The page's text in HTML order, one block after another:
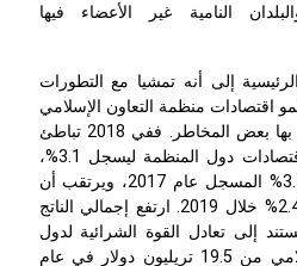
النامية غير الأعضاء فيها
إلى أنه تمشيا مع التطورات
اقتصادات منظمة التعاون الإسلامي
بوتيرة بطيئة وتتربص بها بعض المخاطر. ففي 2018 تباطئ
متوسط معدل نمو اقتصادات دول المنظمة ليسجل 3.1%،
بالمقارنة مع معدل 3.7% المسجل عام 2017، ويرتقب أن
يواصل تراجعه ليبلغ 2.4% خلال 2019. ارتفع إجمالي الناتج
إلى تعادل القوة الشرائية لدول
منظمة التعاون الإسلامي من 19.5 تريليون دولار في عام